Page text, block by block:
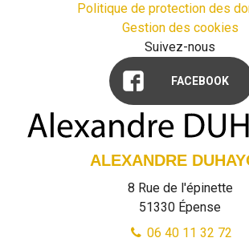
Politique de protection des
Gestion des cookies
Suivez-nous
FACEBOOK
ALEXANDRE
8 Rue de l'épinette
51330 Épense
06 40 11 32 72